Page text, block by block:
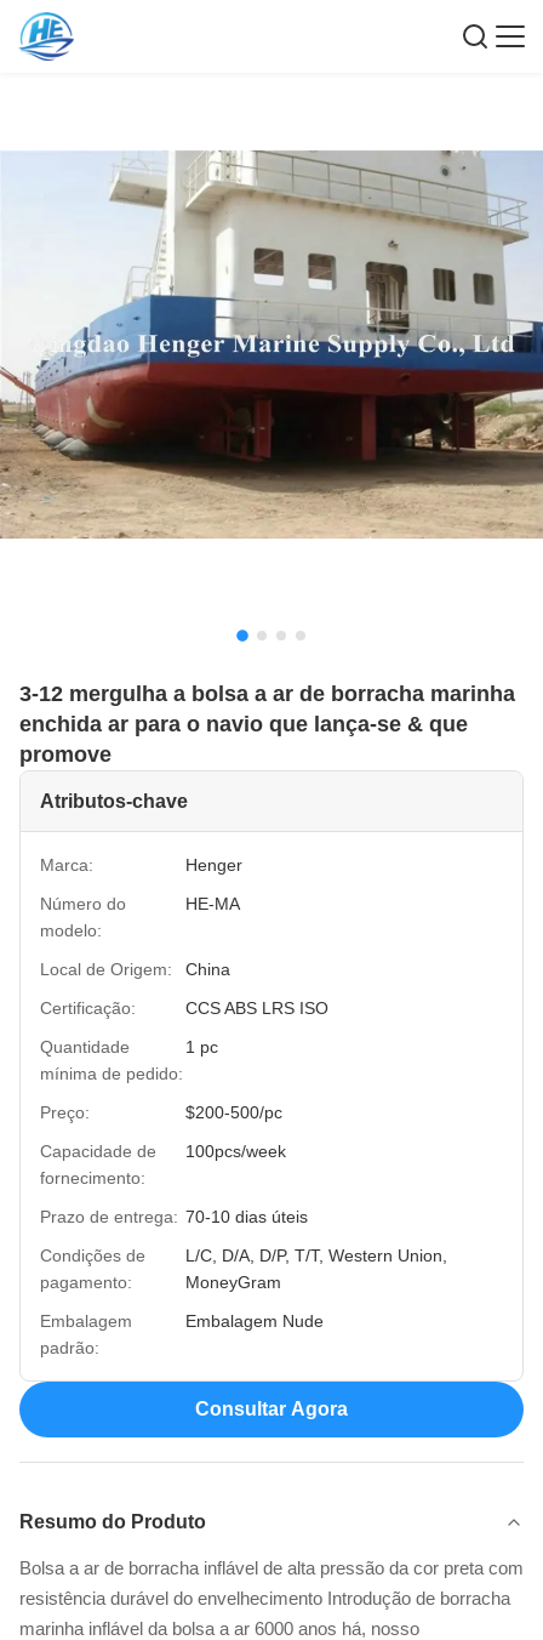
3-12 mergulha a bolsa a ar de borracha marinha
enchida ar para o navio que lança-se & que
promove
Atributos-chave
Marca:
Henger
Número do
modelo:
HE-MA
Local de Origem:
China
Certificação:
CCS ABS LRS ISO
Quantidade
mínima de pedido:
1 pc
Preço:
$200-500/pc
Capacidade de
fornecimento:
100pcs/week
Prazo de entrega: 70-10 dias úteis
Condições de
pagamento:
L/C, D/A, D/P, T/T, Western Union,
MoneyGram
Embalagem
padrão:
Embalagem Nude
Consultar Agora
Resumo do Produto
Bolsa a ar de borracha inflável de alta pressão da cor preta com
resistência durável do envelhecimento Introdução de borracha
marinha inflável da bolsa a ar 6000 anos há, nosso